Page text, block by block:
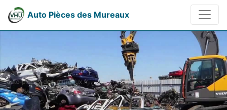
Auto Pièces des Mureaux